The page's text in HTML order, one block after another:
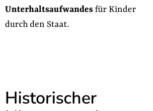
Unterhaltsaufwandes für Kinder
durch den Staat.
Historischer